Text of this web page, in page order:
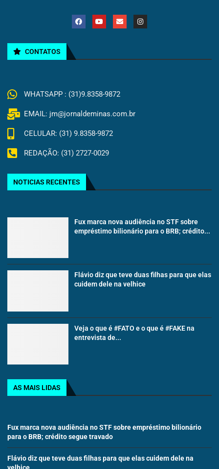
CONTATOS
WHATSAPP : (31)9.8358-9872
EMAIL: jm@jornaldeminas.com.br
CELULAR: (31) 9.8358-9872
REDAÇÃO: (31) 2727-0029
NOTICIAS RECENTES
Fux marca nova audiência no STF sobre
empréstimo bilionário para o BRB; crédito...
Flávio diz que teve duas filhas para que elas
cuidem dele na velhice
Veja o que é #FATO e o que é #FAKE na
entrevista de...
AS MAIS LIDAS
Fux marca nova audiência no STF sobre empréstimo bilionário
para o BRB; crédito segue travado
Flávio diz que teve duas filhas para que elas cuidem dele na